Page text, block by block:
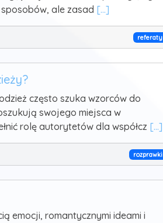
ale zasad [...]
referaty
często szuka wzorców do
swojego miejsca w
rolę autorytetów dla współcz [...]
rozprawki
emocji, romantycznymi ideami i